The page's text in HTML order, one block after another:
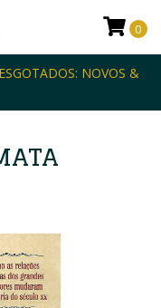
NOVOS &
0